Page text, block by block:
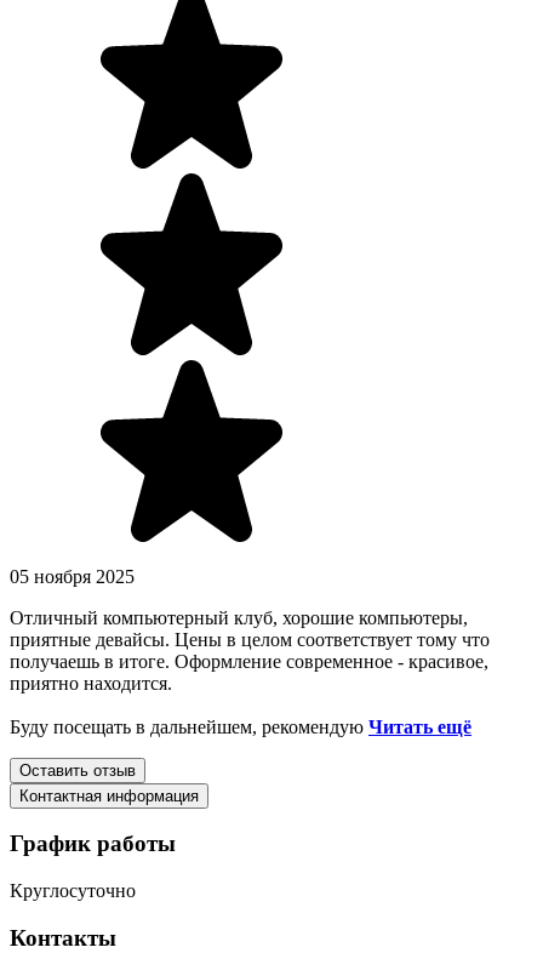
05 ноября 2025
Отличный компьютерный клуб, хорошие компьютеры,
приятные девайсы. Цены в целом соответствует тому что
получаешь в итоге. Оформление современное - красивое,
приятно находится.
Буду посещать в дальнейшем, рекомендую Читать ещё
Оставить отзыв
Контактная информация
График работы
Круглосуточно
Контакты